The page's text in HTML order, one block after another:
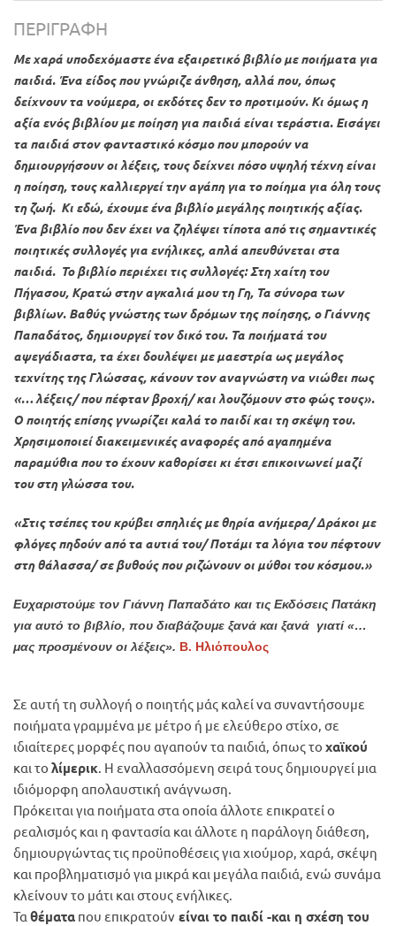
ΠΕΡΙΓΡΑΦΉ
Με χαρά υποδεχόμαστε ένα εξαιρετικό βιβλίο με ποιήματα για
παιδιά. Ένα είδος που γνώριζε άνθηση, αλλά που, όπως
δείχνουν τα νούμερα, οι εκδότες δεν το προτιμούν. Κι όμως η
αξία ενός βιβλίου με ποίηση για παιδιά είναι τεράστια. Εισάγει
τα παιδιά στον φανταστικό κόσμο που μπορούν να
δημιουργήσουν οι λέξεις, τους δείχνει πόσο υψηλή τέχνη είναι
η ποίηση, τους καλλιεργεί την αγάπη για το ποίημα για όλη τους
τη ζωή. Κι εδώ, έχουμε ένα βιβλίο μεγάλης ποιητικής αξίας.
Ένα βιβλίο που δεν έχει να ζηλέψει τίποτα από τις σημαντικές
ποιητικές συλλογές για ενήλικες, απλά απευθύνεται στα
παιδιά. Το βιβλίο περιέχει τις συλλογές: Στη χαίτη του
Πήγασου, Κρατώ στην αγκαλιά μου τη Γη, Τα σύνορα των
βιβλίων. Βαθύς γνώστης των δρόμων της ποίησης, ο Γιάννης
Παπαδάτος, δημιουργεί τον δικό του. Τα ποιήματά του
αψεγάδιαστα, τα έχει δουλέψει με μαεστρία ως μεγάλος
τεχνίτης της Γλώσσας, κάνουν τον αναγνώστη να νιώθει πως
«… λέξεις/ που πέφταν βροχή/ και λουζόμουν στο φώς τους».
Ο ποιητής επίσης γνωρίζει καλά το παιδί και τη σκέψη του.
Χρησιμοποιεί διακειμενικές αναφορές από αγαπημένα
παραμύθια που το έχουν καθορίσει κι έτσι επικοινωνεί μαζί
του στη γλώσσα του.
«Στις τσέπες του κρύβει σπηλιές με θηρία ανήμερα/ Δράκοι με
φλόγες πηδούν από τα αυτιά του/ Ποτάμι τα λόγια του πέφτουν
στη θάλασσα/ σε βυθούς που ριζώνουν οι μύθοι του κόσμου.»
Ευχαριστούμε τον Γιάννη Παπαδάτο και τις Εκδόσεις Πατάκη
για αυτό το βιβλίο, που διαβάζουμε ξανά και ξανά γιατί «…
μας προσμένουν οι λέξεις». Β. Ηλιόπουλος
Σε αυτή τη συλλογή ο ποιητής μάς καλεί να συναντήσουμε
ποιήματα γραμμένα με μέτρο ή με ελεύθερο στίχο, σε
ιδιαίτερες μορφές που αγαπούν τα παιδιά, όπως το χαϊκού
και το λίμερικ. Η εναλλασσόμενη σειρά τους δημιουργεί μια
ιδιόμορφη απολαυστική ανάγνωση.
Πρόκειται για ποιήματα στα οποία άλλοτε επικρατεί ο
ρεαλισμός και η φαντασία και άλλοτε η παράλογη διάθεση,
δημιουργώντας τις προϋποθέσεις για χιούμορ, χαρά, σκέψη
και προβληματισμό για μικρά και μεγάλα παιδιά, ενώ συνάμα
κλείνουν το μάτι και στους ενήλικες.
Τα θέματα που επικρατούν είναι το παιδί -και η σχέση του